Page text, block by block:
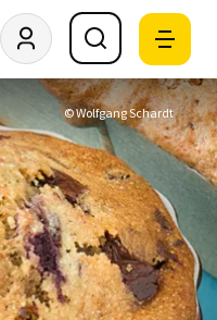
© Wolfgang Schardt